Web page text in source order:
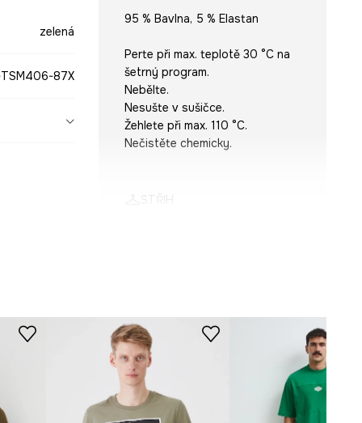
zelená
87X
95 % Bavlna, 5 % Elastan
Perte při max. teplotě 30 °C na
šetrný program.
Nebělte.
Nesušte v sušičce.
Žehlete při max. 110 °C.
Nečistěte chemicky.
STŘIH
Model na fotografii je vysoký
188 cm a má na sebe velikost M
Prohlédněte si rozměry
produktu